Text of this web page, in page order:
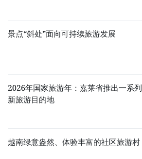
景点“斜处”面向可持续旅游发展
2026年国家旅游年：嘉莱省推出一系列
新旅游目的地
越南绿意盎然、体验丰富的社区旅游村